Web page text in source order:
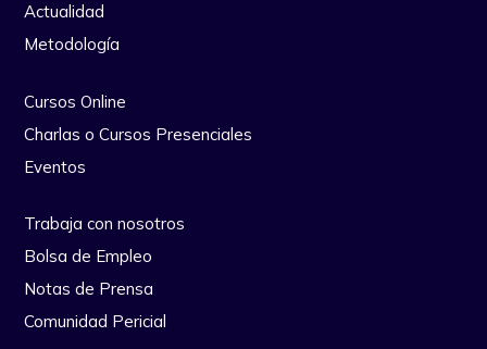
Actualidad
Metodología
Cursos Online
Charlas o Cursos Presenciales
Eventos
Trabaja con nosotros
Bolsa de Empleo
Notas de Prensa
Comunidad Pericial